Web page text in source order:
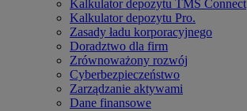
Kalkulator depozytu TMS Connect
Kalkulator depozytu Pro.
Zasady ładu korporacyjnego
Doradztwo dla firm
Zrównoważony rozwój
Cyberbezpieczeństwo
Zarządzanie aktywami
Dane finansowe